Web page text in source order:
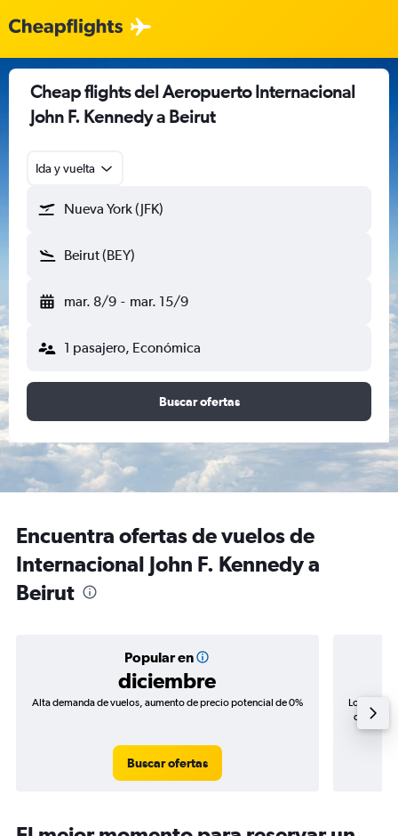
Cheap flights del Aeropuerto Internacional
John F. Kennedy a Beirut
Ida y vuelta
Nueva York (JFK)
Beirut (BEY)
mar. 8/9 - mar. 15/9
1 pasajero, Económica
Buscar ofertas
Encuentra ofertas de vuelos de
Internacional John F. Kennedy a
Beirut
Popular en
diciembre
Alta demanda de vuelos, aumento de precio potencial de 0%
Buscar ofertas
Los
de